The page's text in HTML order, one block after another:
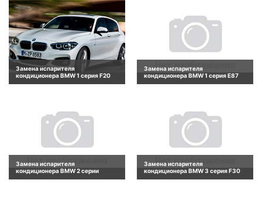
Замена испарителя
кондиционера BMW 1 серия F20
Замена испарителя
кондиционера BMW 1 серия E87
Замена испарителя
кондиционера BMW 2 серии
Замена испарителя
кондиционера BMW 3 серия F30